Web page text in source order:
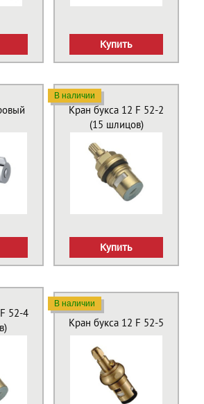
Купить
Кран букса 12 F 52-2
(15 шлицов)
В наличии
Купить
52-4
Кран букса 12 F 52-5
В наличии